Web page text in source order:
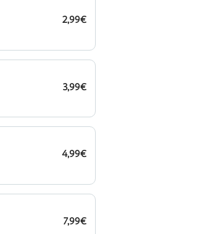
2,99€
3,99€
4,99€
7,99€